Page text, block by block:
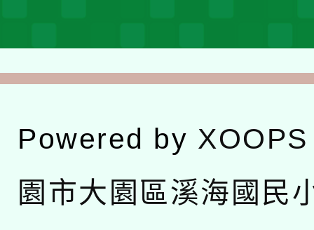
Powered by XOOPS
園市大園區溪海國民